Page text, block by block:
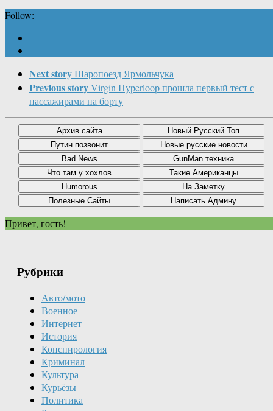
Follow:
Next storyШаропоезд Ярмольчука
Previous storyVirgin Hyperloop прошла первый тест с
пассажирами на борту
Привет, гость!
Рубрики
Авто/мото
Военное
Интернет
История
Конспирология
Криминал
Культура
Курьёзы
Политика